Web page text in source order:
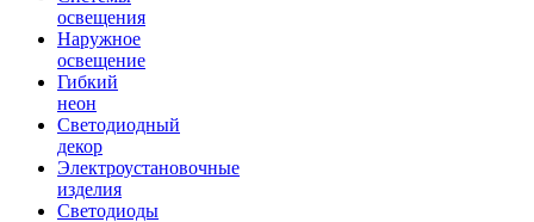
освещения
Наружное
освещение
Гибкий
неон
Светодиодный
декор
Электроустановочные
изделия
Светодиоды